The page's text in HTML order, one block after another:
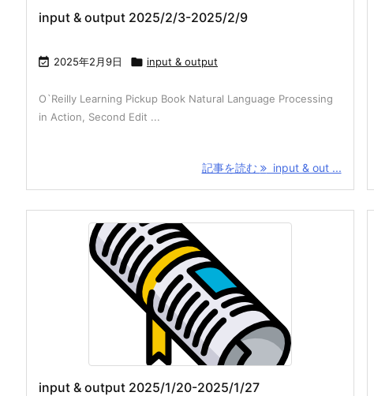
input & output 2025/2/3-2025/2/9
 2025年2月9日  input & output
O`Reilly Learning Pickup Book Natural Language Processing
in Action, Second Edit ...
記事を読む input & out ...
input & output 2025/1/20-2025/1/27